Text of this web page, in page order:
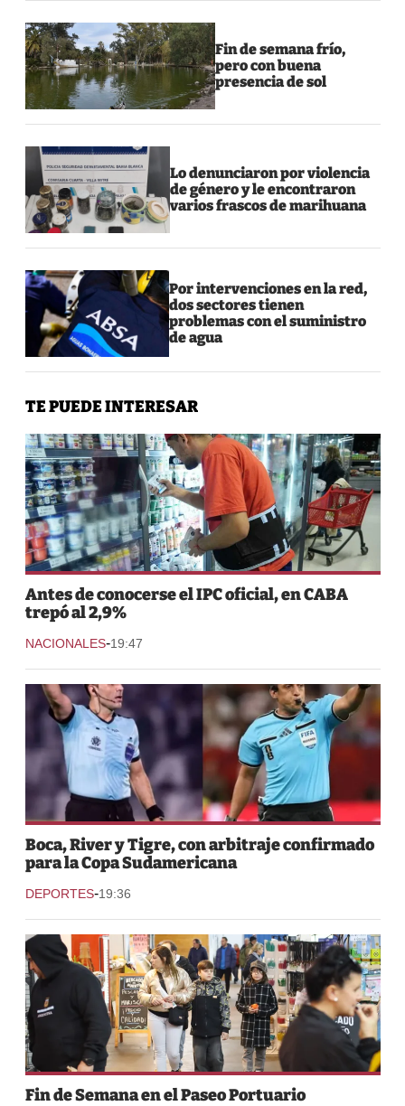
Fin de semana frío,
pero con buena
presencia de sol
Lo denunciaron por violencia
de género y le encontraron
varios frascos de marihuana
Por intervenciones en la red,
dos sectores tienen
problemas con el suministro
de agua
TE PUEDE INTERESAR
Antes de conocerse el IPC oficial, en CABA
trepó al 2,9%
NACIONALES-19:47
Boca, River y Tigre, con arbitraje confirmado
para la Copa Sudamericana
DEPORTES-19:36
Fin de Semana en el Paseo Portuario